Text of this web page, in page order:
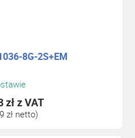
8G-2S+EM
złz VAT
zł netto)